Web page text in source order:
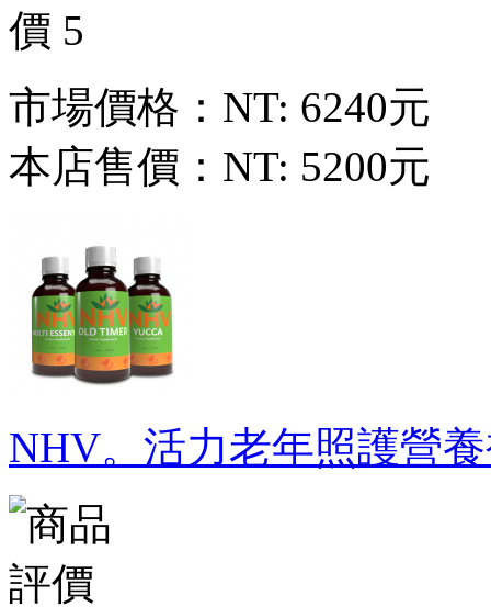
市場價格： NT: 6240元
本店售價： NT: 5200元
NHV。活力老年照護營